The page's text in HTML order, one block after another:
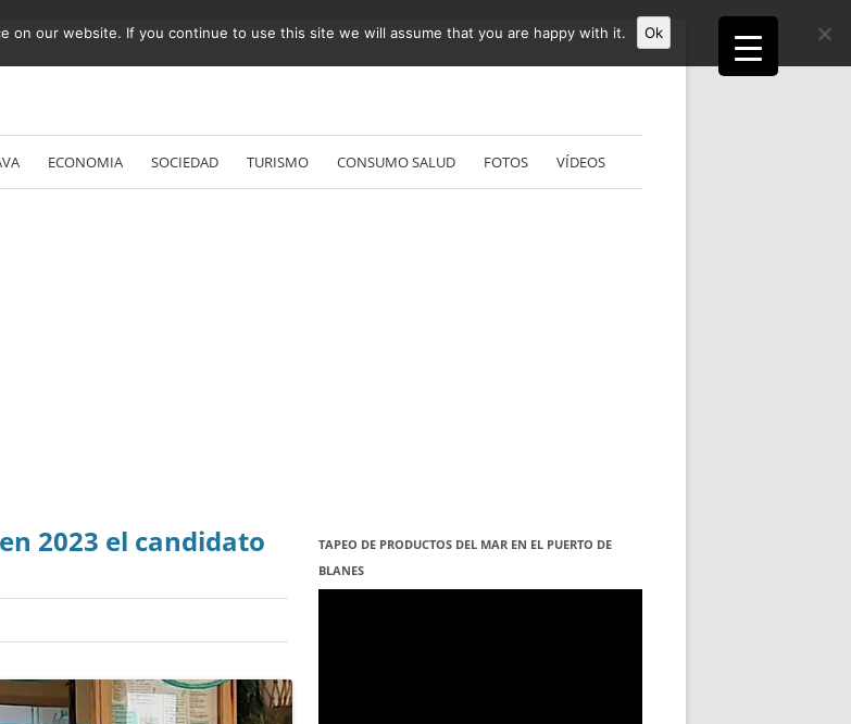
Vés
al
contingut
ECONOMIA SOCIEDAD TURISMO CONSUMO SALUD FOTOS VÍDEOS
2023 el candidato
TAPEO DE PRODUCTOS DEL MAR EN EL PUERTO DE
BLANES
Reproductor
on our website. If you continue to use this site we will assume that you are happy with it. Ok